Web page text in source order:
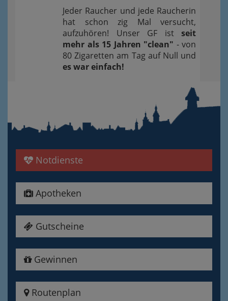
Jeder Raucher und jede Raucherin
hat schon zig Mal versucht,
aufzuhören! Unser GF ist seit
mehr als 15 Jahren "clean" - von
80 Zigaretten am Tag auf Null und
es war einfach!
Notdienste
Apotheken
Gutscheine
Gewinnen
Routenplan